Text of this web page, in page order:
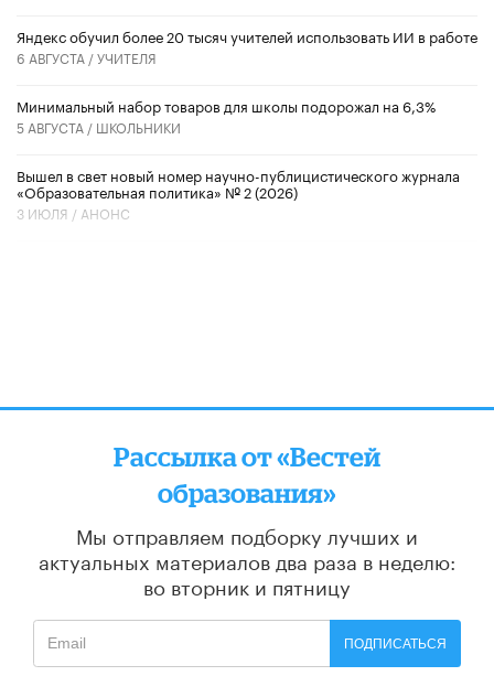
​Яндекс обучил более 20 тысяч учителей использовать ИИ в работе
6 АВГУСТА /УЧИТЕЛЯ
Минимальный набор товаров для школы подорожал на 6,3%
5 АВГУСТА / ШКОЛЬНИКИ
Вышел в свет новый номер научно-публицистического журнала
«Образовательная политика» № 2 (2026)
3 ИЮЛЯ / АНОНС
Рассылка от «Вестей
образования»
Мы отправляем подборку лучших и
актуальных материалов два раза в неделю:
во вторник и пятницу
ПОДПИСАТЬСЯ